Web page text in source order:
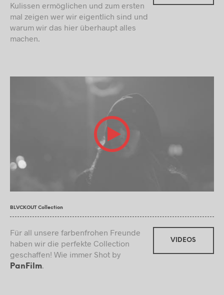
Kulissen ermöglichen und zum ersten
mal zeigen wer wir eigentlich sind und
warum wir das hier überhaupt alles
machen.
BLVCKOUT Collection
Für all unsere farbenfrohen Freunde
haben wir die perfekte Collection
geschaffen! Wie immer Shot by
PanFilm
VIDEOS